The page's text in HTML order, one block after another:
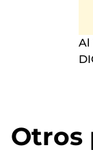
Al
Otros